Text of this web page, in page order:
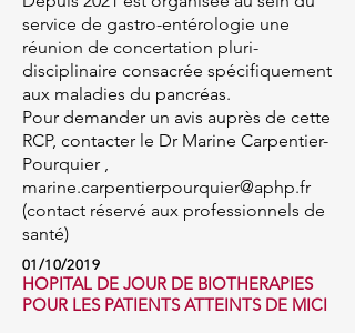
service de gastro-entérologie une
réunion de concertation pluri-
disciplinaire consacrée spécifiquement
aux maladies du pancréas.
Pour demander un avis auprès de cette
RCP, contacter le Dr Marine Carpentier-
Pourquier ,
marine.carpentierpourquier@aphp.fr
(contact réservé aux professionnels de
santé)
01/10/2019
HOPITAL DE JOUR DE BIOTHERAPIES
POUR LES PATIENTS ATTEINTS DE MICI